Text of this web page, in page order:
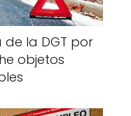
la DGT por
objetos